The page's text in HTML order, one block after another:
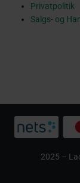
Privatpolitik
Salgs- og
2025 –